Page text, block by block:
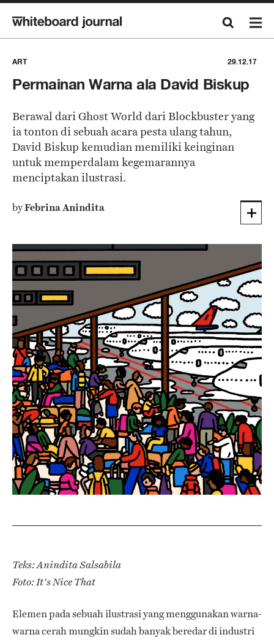
ART 29.12.17
Permainan Warna ala David Biskup
Berawal dari Ghost World dari Blockbuster yang
ia tonton di sebuah acara pesta ulang tahun,
David Biskup kemudian memiliki keinginan
untuk memperdalam kegemarannya
menciptakan ilustrasi.
byFebrina Anindita
Teks: Anindita Salsabila
Foto: It’s Nice That
Elemen pada sebuah ilustrasi yang menggunakan warna-
warna cerah mungkin sudah banyak beredar di industri